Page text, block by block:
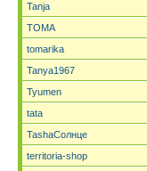
Tanja
TOMA
tomarika
Tanya1967
Tyumen
tata
TashaСолнце
territoria-shop